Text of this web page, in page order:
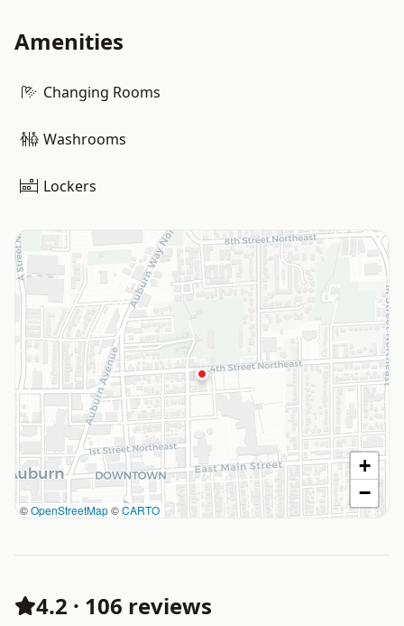
Amenities
Changing Rooms
Washrooms
Lockers
©OpenStreetMap©CARTO
+
−
4.2 · 106 reviews